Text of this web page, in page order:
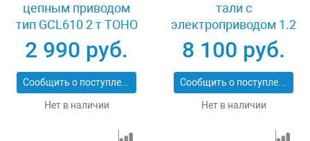
цепным приводом
тип GCL610 2 т TOHO
XK37877
2 990 руб.
Сообщить о поступлении
Нет в наличии
тали с
электроприводом 1.2
т TOHO TD-1A
8 100 руб.
Сообщить о поступлении
Нет в наличии